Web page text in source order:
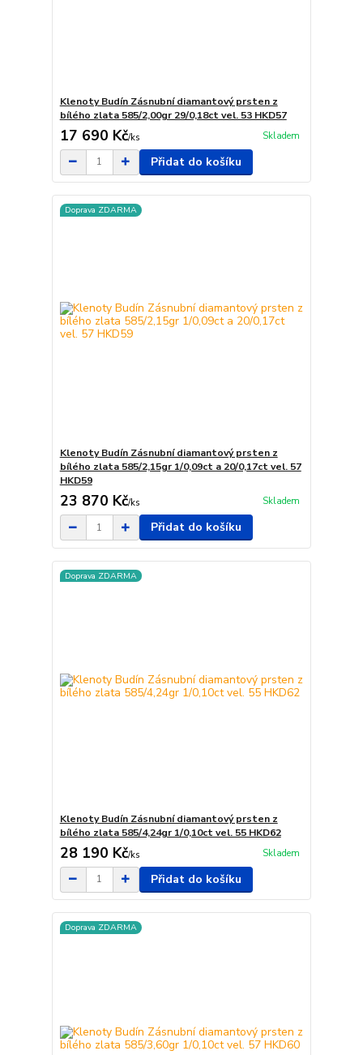
Klenoty Budín Zásnubní diamantový prsten z
bílého zlata 585/2,00gr 29/0,18ct vel. 53 HKD57
17 690 Kč/ks Skladem
Přidat do košíku
Doprava ZDARMA
Klenoty Budín Zásnubní diamantový prsten z
bílého zlata 585/2,15gr 1/0,09ct a 20/0,17ct vel. 57
HKD59
23 870 Kč/ks Skladem
Přidat do košíku
Doprava ZDARMA
Klenoty Budín Zásnubní diamantový prsten z
bílého zlata 585/4,24gr 1/0,10ct vel. 55 HKD62
28 190 Kč/ks Skladem
Přidat do košíku
Doprava ZDARMA